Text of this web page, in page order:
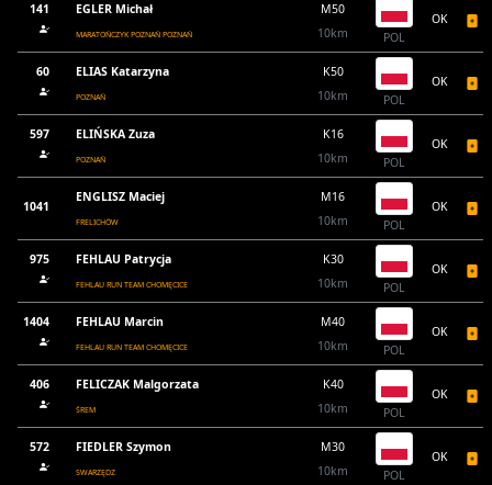
141 EGLER Michał
MARATOŃCZYK POZNAŃ POZNAŃ
M50
10km
POL
OK
60 ELIAS Katarzyna
POZNAŃ
K50
10km
POL
OK
597 ELIŃSKA Zuza
POZNAŃ
K16
10km
POL
OK
1041
ENGLISZ Maciej
FRELICHÓW
M16
10km
POL
OK
975 FEHLAU Patrycja
FEHLAU RUN TEAM CHOMĘCICE
K30
10km
POL
OK
1404 FEHLAU Marcin
FEHLAU RUN TEAM CHOMĘCICE
M40
10km
POL
OK
406 FELICZAK Malgorzata
ŚREM
K40
10km
POL
OK
572 FIEDLER Szymon
SWARZĘDZ
M30
10km
POL
OK